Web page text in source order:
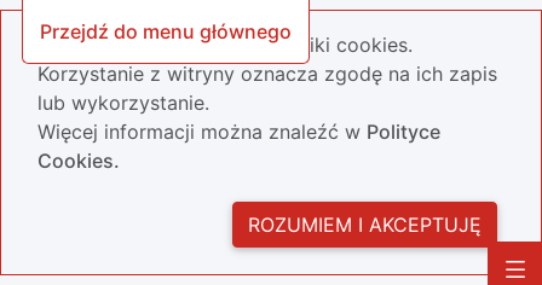
Przejdź do menu głównego
Nasza strona wykorzystuje pliki cookies.
Korzystanie z witryny oznacza zgodę na ich zapis
lub wykorzystanie.
Więcej informacji można znaleźć w Polityce
Cookies.
ROZUMIEM I AKCEPTUJĘ